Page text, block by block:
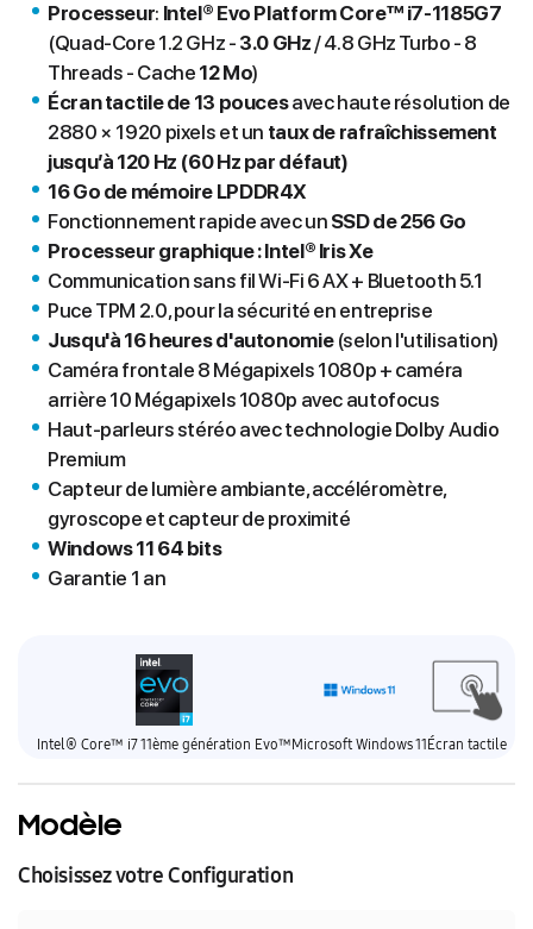
Processeur: Intel® Evo Platform Core™ i7-1185G7
(Quad-Core 1.2 GHz - 3.0 GHz / 4.8 GHz Turbo - 8
Threads - Cache 12 Mo)
Écrantactile de 13 poucesavec haute résolution de
2880 × 1920 pixels et un taux de rafraîchissement
jusqu’à 120 Hz (60 Hz par défaut)
16 Go de mémoire LPDDR4X
Fonctionnement rapide avec un SSD de 256 Go
Processeur graphique : Intel® Iris Xe
Communication sans fil Wi-Fi 6 AX + Bluetooth 5.1
Puce TPM 2.0, pour la sécurité en entreprise
Jusqu'à 16 heures d'autonomie (selon l'utilisation)
Caméra frontale 8 Mégapixels 1080p + caméra
arrière 10 Mégapixels 1080p avec autofocus
Haut-parleurs stéréo avec technologie Dolby Audio
Premium
Capteur de lumière ambiante, accéléromètre,
gyroscope et capteur de proximité
Windows 11 64 bits
Garantie 1 an
Intel® Core™ i7 11ème génération Evo™ Microsoft Windows 11 Écran tactile
Modèle
Choisissez votre Configuration